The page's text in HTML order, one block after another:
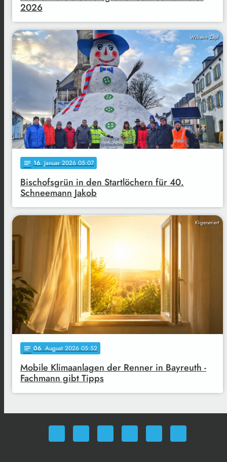
2026
Wilhelm Zapf
notes 16. Januar 2026 05:07
Bischofsgrün in den Startlöchern für 40.
Schneemann Jakob
KI-generiert
notes 06. August 2026 05:52
Mobile Klimaanlagen der Renner in Bayreuth -
Fachmann gibt Tipps